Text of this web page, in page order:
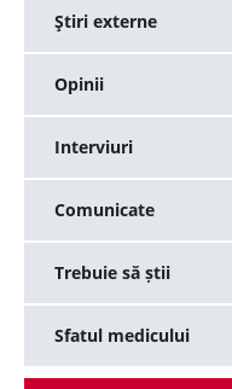
Ştiri externe
Opinii
Interviuri
Comunicate
Trebuie să știi
Sfatul medicului